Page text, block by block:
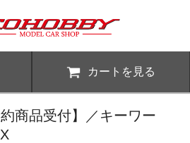
カートを見る
商品受付】／キーワー